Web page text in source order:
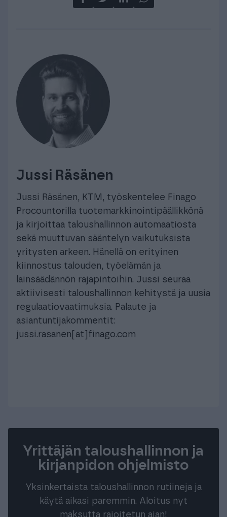
Jussi Räsänen
Jussi Räsänen, KTM, työskentelee Finago
Procountorilla tuotemarkkinointipäällikkönä
ja kirjoittaa taloushallinnon automaatiosta
sekä muuttuvan sääntelyn vaikutuksista
yritysten arkeen. Hänellä on erityinen
kiinnostus talouden, työelämän ja
lainsäädännön rajapintoihin. Jussi seuraa
aktiivisesti taloushallinnon kehitystä ja uusia
regulaatiovaatimuksia. Palaute ja
asiantuntijakommentit:
jussi.rasanen[at]finago.com
Yrittäjän taloushallinnon ja
kirjanpidon ohjelmisto
Yksinkertaista taloushallinnon rutiineja ja
käytä aikasi paremmin. Aloitus nyt
maksutta rajoitetun ajan!